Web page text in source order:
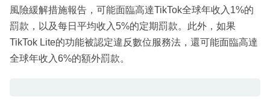
風險緩解措施報告，可能面臨高達TikTok全球年收入1%的
罰款，以及每日平均收入5%的定期罰款。此外，如果
TikTok Lite的功能被認定違反數位服務法，還可能面臨高達
全球年收入6%的額外罰款。